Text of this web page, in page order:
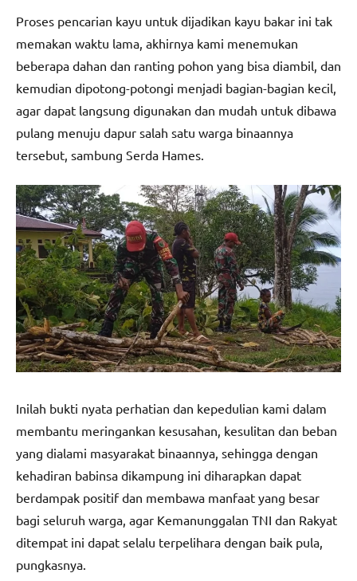
Proses pencarian kayu untuk dijadikan kayu bakar ini tak
memakan waktu lama, akhirnya kami menemukan
beberapa dahan dan ranting pohon yang bisa diambil, dan
kemudian dipotong-potongi menjadi bagian-bagian kecil,
agar dapat langsung digunakan dan mudah untuk dibawa
pulang menuju dapur salah satu warga binaannya
tersebut, sambung Serda Hames.
Inilah bukti nyata perhatian dan kepedulian kami dalam
membantu meringankan kesusahan, kesulitan dan beban
yang dialami masyarakat binaannya, sehingga dengan
kehadiran babinsa dikampung ini diharapkan dapat
berdampak positif dan membawa manfaat yang besar
bagi seluruh warga, agar Kemanunggalan TNI dan Rakyat
ditempat ini dapat selalu terpelihara dengan baik pula,
pungkasnya.